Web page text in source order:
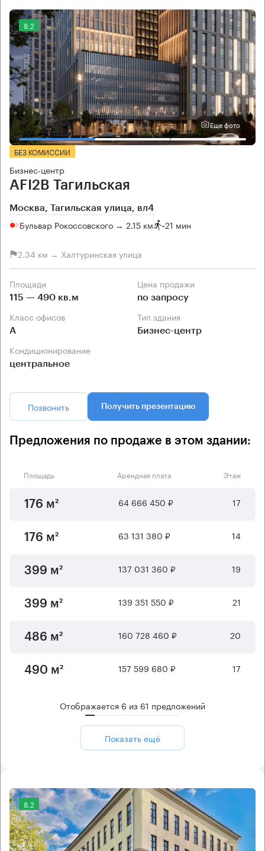
8.2
Еще фото
БЕЗ КОМИССИИ
Бизнес-центр
AFI2B Тагильская
Москва, Тагильская улица, вл4
Бульвар Рокоссовского → 2.15 км ~21 мин
2.34 км → Халтуринская улица
Площади
115 — 490 кв.м
Цена продажи
по запросу
Класс офисов
А
Тип здания
Бизнес-центр
Кондиционирование
центральное
Позвонить Получить презентацию
Предложения по продаже в этом здании:
Площадь Арендная плата Этаж
176 м² 64 666 450 ₽ 17
176 м² 63 131 380 ₽ 14
399 м² 137 031 360 ₽ 19
399 м² 139 351 550 ₽ 21
486 м² 160 728 460 ₽ 20
490 м² 157 599 680 ₽ 17
Отображается 6 из 61 предложений
Показать ещё
8.2